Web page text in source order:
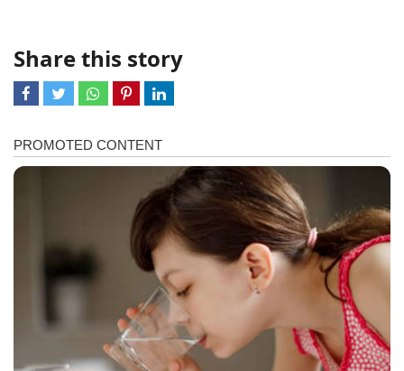
Share this story